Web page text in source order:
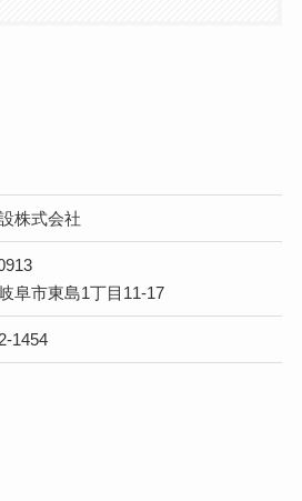
株式会社
阜市東島1丁目11-17
1454